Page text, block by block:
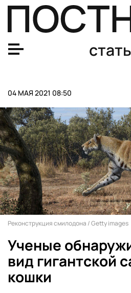
04 МАЯ 2021 08:50
Реконструкция смилодона / Getty images
Ученые
вид гигантской
кошки
Патч с ледяными